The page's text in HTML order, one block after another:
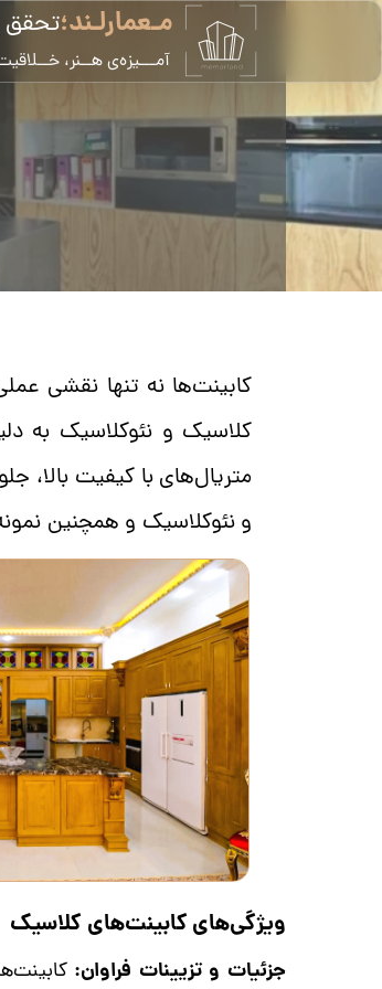
​آمـــیزه‌ی هــنر،
مـعمارلـند؛تحقق
کابینت‌ها نه تنها نقشی
کلاسیک و نئوکلاسیک به
متریال‌های با کیفیت بالا،
و نئوکلاسیک و همچنین
ویژگی‌های کابینت‌های کلاسیک
جزئیات و تزیینات فراوان: